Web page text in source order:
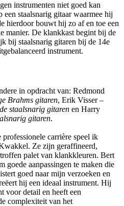
instrumenten niet goed kan
een staalsnarig gitaar waarmee hij
hierdoor bouwt hij zo af en toe een
manier. De klankkast begint bij de
bij staalsnarig gitaren bij de 14e
instrument.
in opdracht van: Redmond
Brahms gitaren, Erik Visser –
staalsnarig gitaren en Harry
gitaren.
carrière speel ik
Ze zijn geraffineerd,
palet van klankkleuren. Bert
goede aanpassingen te maken die
goed naar mijn verzoeken en
hij een ideaal instrument. Hij
voor detail en heeft een
complexiteit van het